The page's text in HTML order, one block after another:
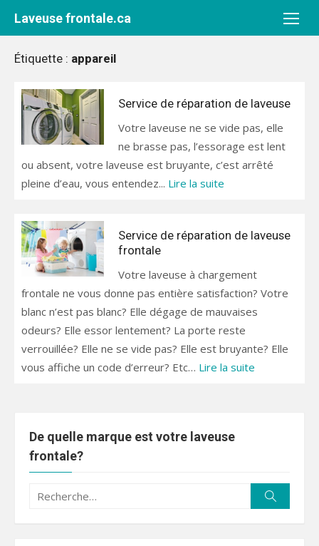
Laveuse frontale.ca
Étiquette : appareil
Service de réparation de laveuse
Votre laveuse ne se vide pas, elle
ne brasse pas, l’essorage est lent
ou absent, votre laveuse est bruyante, c’est arrêté
pleine d’eau, vous entendez... Lire la suite
Service de réparation de laveuse
frontale
Votre laveuse à chargement
frontale ne vous donne pas entière satisfaction? Votre
blanc n’est pas blanc? Elle dégage de mauvaises
odeurs? Elle essor lentement? La porte reste
verrouillée? Elle ne se vide pas? Elle est bruyante? Elle
vous affiche un code d’erreur? Etc… Lire la suite
De quelle marque est votre laveuse
frontale?
Recherche